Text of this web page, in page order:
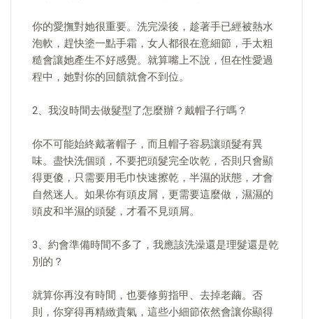
你的愛撫對她很重要。洗完澡後，趁著手已經被熱水
泡軟，趕快塗一點手霜，女人都很在意細節，手太粗
糙會讓她產生不好感覺。就算嘴上不說，但在性愛過
程中，她對你的回饋就會不到位。
2、我沒時間去做髮型了怎麼辦？戴帽子行嗎？
你不可能始終戴著帽子，而且帽子容易讓頭髮有異
味。盡快洗個頭，不要把頭髮完全吹乾，否則只會顯
得更傻，只需要用毛巾快速擦乾，半濕的狀態，才會
自然迷人。如果你有頭皮屑，更需要這麼做，濕濕的
頭皮和半濕的頭髮，才看不見頭屑。
3、約會準備時間不多了，我應該洗澡還是理髮還是乾
別的？
就算你再沒有時間，也要修剪指甲、去掉老繭。否
則，你穿得再精緻貴氣，這些小細節依然會讓你顯得